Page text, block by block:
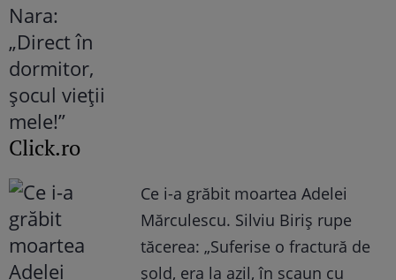
Click.ro
Ce i-a grăbit moartea Adelei
Mărculescu. Silviu Biriș rupe
tăcerea: „Suferise o fractură de
șold, era la azil, în scaun cu